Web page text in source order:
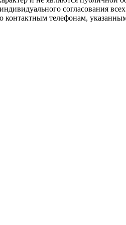
согласования
телефонам,